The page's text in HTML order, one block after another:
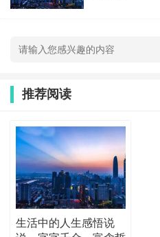
推荐阅读
生活中的人生感悟说